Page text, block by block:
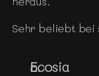
Sehr beliebt bei
Ecosia